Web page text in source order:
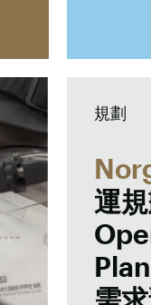
規劃
運